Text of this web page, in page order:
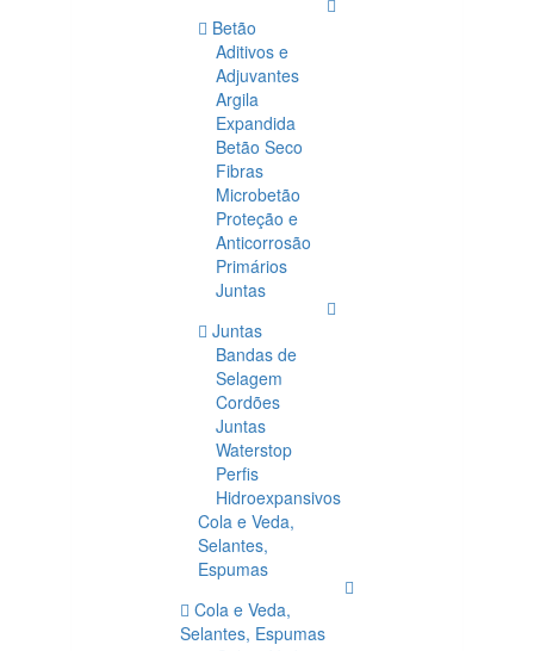
Betão
Aditivos e
Adjuvantes
Argila
Expandida
Betão Seco
Fibras
Microbetão
Proteção e
Anticorrosão
Primários
Juntas
Juntas
Bandas de
Selagem
Cordões
Juntas
Waterstop
Perfis
Hidroexpansivos
Cola e Veda,
Selantes,
Espumas
Cola e Veda,
Selantes, Espumas